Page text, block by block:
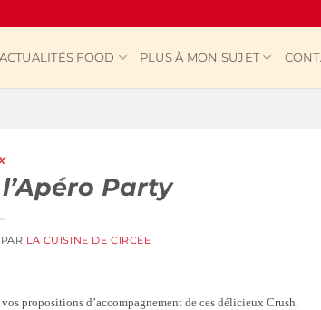
ACTUALITÉS FOOD PLUS À MON SUJET
Party
PAR LA CUISINE DE CIRCÉE
propositions d’accompagnement de ces délicieux Crush.